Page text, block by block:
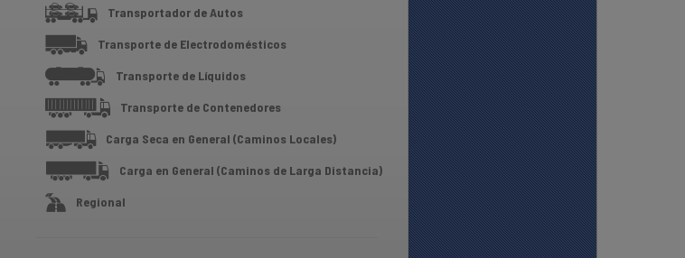
Transportador de Autos
Transporte de Electrodomésticos
Transporte de Líquidos
Transporte de Contenedores
Carga Seca en General (Caminos Locales)
Carga en General (Caminos de Larga Distancia)
Regional